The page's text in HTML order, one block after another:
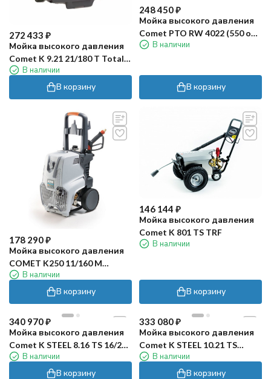
272 433 ₽
Мойка высокого давления
Comet K 9.21 21/180 T Total
stopВ наличии
В корзину
248 450₽
Мойка высокого давления
Comet PTO RW 4022 (550 об/
мин, с рамой)
В наличии
В корзину
178 290₽
Мойка высокого давления
COMET K250 11/160 M
ClassicВ наличии
В корзину
146 144 ₽
Мойка высокого давления
Comet K 801 TS TRF
В наличии
В корзину
340 970₽
Мойка высокого давления
Comet K STEEL 8.16 TS 16/200
T FW2В наличии
В корзину
333 080₽
Мойка высокого давления
Comet K STEEL 10.21 TS
21/210 T FW2
В наличии
В корзину